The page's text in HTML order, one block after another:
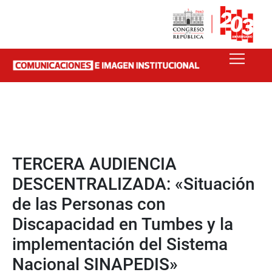
TERCERA AUDIENCIA
DESCENTRALIZADA: «Situación
de las Personas con
Discapacidad en Tumbes y la
implementación del Sistema
Nacional SINAPEDIS»